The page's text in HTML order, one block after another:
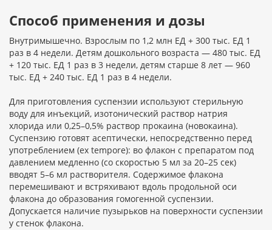
Способ применения и дозы
Внутримышечно. Взрослым по 1,2 млн ЕД + 300 тыс. ЕД 1
раз в 4 недели. Детям дошкольного возраста — 480 тыс. ЕД
+ 120 тыс. ЕД 1 раз в 3 недели, детям старше 8 лет — 960
тыс. ЕД + 240 тыс. ЕД 1 раз в 4 недели.
Для приготовления суспензии используют стерильную
воду для инъекций, изотонический раствор натрия
хлорида или 0,25–0,5% раствор прокаина (новокаина).
Суспензию готовят асептически, непосредственно перед
употреблением (ex tempore): во флакон с препаратом под
давлением медленно (со скоростью 5 мл за 20–25 сек)
вводят 5–6 мл растворителя. Содержимое флакона
перемешивают и встряхивают вдоль продольной оси
флакона до образования гомогенной суспензии.
Допускается наличие пузырьков на поверхности суспензии
у стенок флакона.